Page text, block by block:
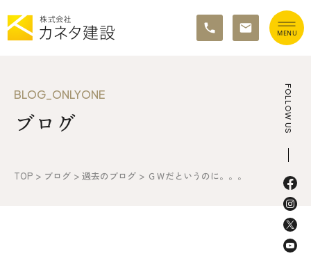
イベント情報 FOLLOW US
BLOG_ONLYONE
ブログ
TOP > ブログ > 過去のブログ > ＧＷだというのに。。。